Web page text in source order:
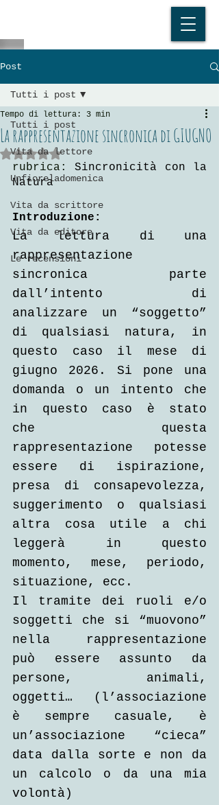
Post
Tutti i post
Vita da lettore
Unfioreladomenica
Vita da scrittore
Vita da editore
Le recensioni
Tutti i post
La rappresentazione sincronica di GIUGNO
Tempo di lettura: 3 min
Valutazione NaN stelle su 5.
rubrica: Sincronicità con la
Natura
Introduzione:
La lettura di una
rappresentazione
sincronica parte
dall’intento di
analizzare un “soggetto”
di qualsiasi natura, in
questo caso il mese di
giugno 2026. Si pone una
domanda o un intento che
in questo caso è stato
che questa
rappresentazione potesse
essere di ispirazione,
presa di consapevolezza,
suggerimento o qualsiasi
altra cosa utile a chi
leggerà in questo
momento, mese, periodo,
situazione, ecc.
Il tramite dei ruoli e/o
soggetti che si “muovono”
nella rappresentazione
può essere assunto da
persone, animali,
oggetti… (l’associazione
è sempre casuale, è
un’associazione “cieca”
data dalla sorte e non da
un calcolo o da una mia
volontà)